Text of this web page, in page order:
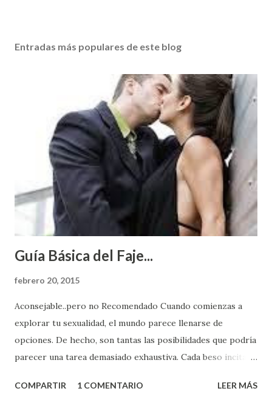
Entradas más populares de este blog
Guía Básica del Faje...
febrero 20, 2015
Aconsejable..pero no Recomendado Cuando comienzas a
explorar tu sexualidad, el mundo parece llenarse de
opciones. De hecho, son tantas las posibilidades que podría
parecer una tarea demasiado exhaustiva. Cada beso incita
partes de ti que jamás hubieras imaginado. El problema es
COMPARTIR 1 COMENTARIO LEER MÁS